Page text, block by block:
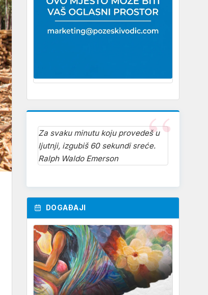
Za svaku minutu koju provedeš u
ljutnji, izgubiš 60 sekundi sreće.
Ralph Waldo Emerson
DOGAĐAJI